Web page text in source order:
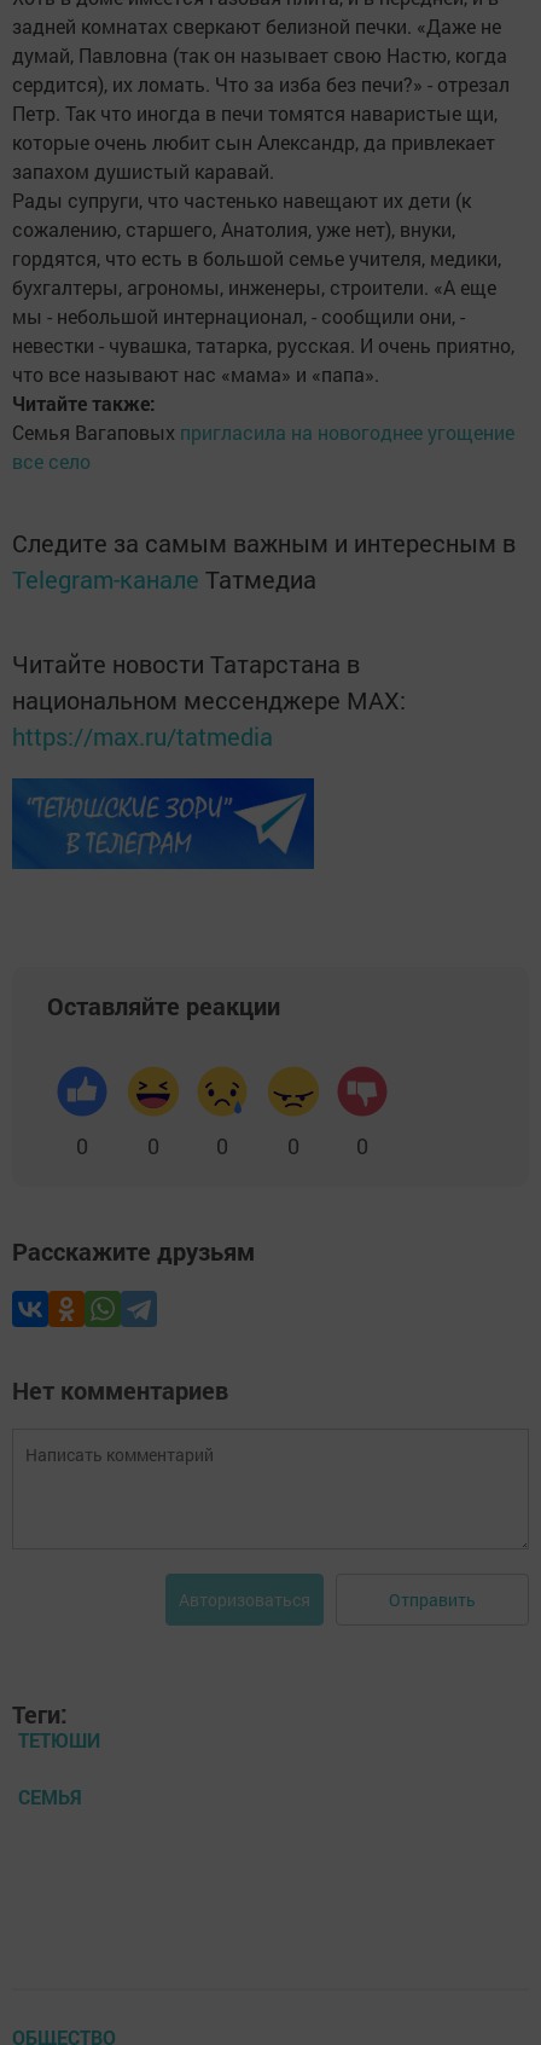
задней комнатах сверкают белизной печки. «Даже не
думай, Павловна (так он называет свою Настю, когда
сердится), их ломать. Что за изба без печи?» - отрезал
Петр. Так что иногда в печи томятся наваристые щи,
которые очень любит сын Александр, да привлекает
запахом душистый каравай.
Рады супруги, что частенько навещают их дети (к
сожалению, старшего, Анатолия, уже нет), внуки,
гордятся, что есть в большой семье учителя, медики,
бухгалтеры, агрономы, инженеры, строители. «А еще
мы - небольшой интернационал, - сообщили они, -
невестки - чувашка, татарка, русская. И очень приятно,
что все называют нас «мама» и «папа».
Читайте также:
Семья Вагаповых пригласила на новогоднее угощение
все село
Следите за самым важным и интересным в
Telegram-канале Татмедиа
Читайте новости Татарстана в
национальном мессенджере MАХ:
https://max.ru/tatmedia
Оставляйте реакции
0 0 0 0 0
Расскажите друзьям
Нет комментариев
Авторизоваться Отправить
Теги:
ТЕТЮШИ
СЕМЬЯ
ОБЩЕСТВО